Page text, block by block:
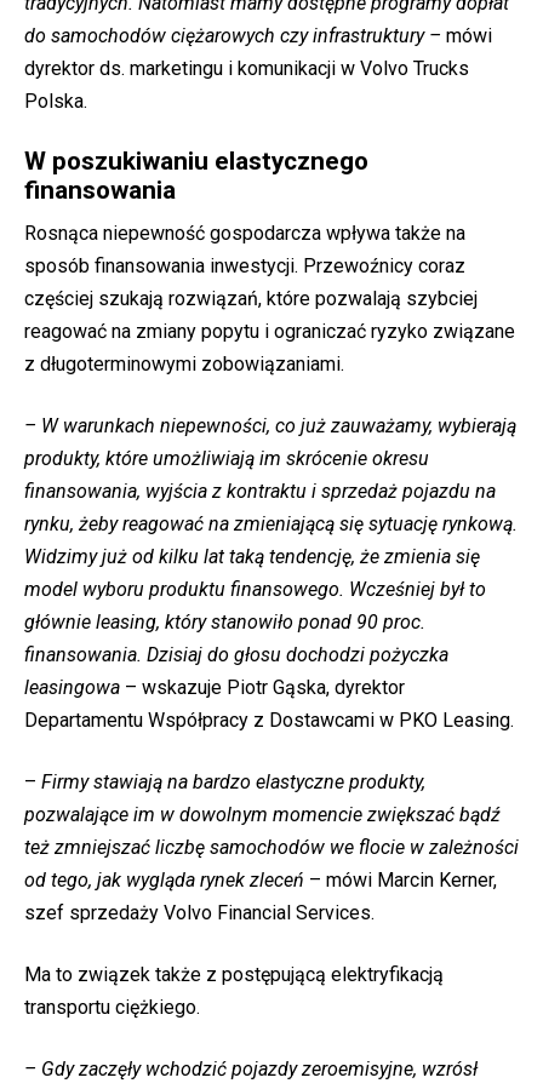
do samochodów ciężarowych czy infrastruktury – mówi
dyrektor ds. marketingu i komunikacji w Volvo Trucks
Polska.
W poszukiwaniu elastycznego
finansowania
Rosnąca niepewność gospodarcza wpływa także na
sposób finansowania inwestycji. Przewoźnicy coraz
częściej szukają rozwiązań, które pozwalają szybciej
reagować na zmiany popytu i ograniczać ryzyko związane
z długoterminowymi zobowiązaniami.
– W warunkach niepewności, co już zauważamy, wybierają
produkty, które umożliwiają im skrócenie okresu
finansowania, wyjścia z kontraktu i sprzedaż pojazdu na
rynku, żeby reagować na zmieniającą się sytuację rynkową.
Widzimy już od kilku lat taką tendencję, że zmienia się
model wyboru produktu finansowego. Wcześniej był to
głównie leasing, który stanowiło ponad 90 proc.
finansowania. Dzisiaj do głosu dochodzi pożyczka
leasingowa – wskazuje Piotr Gąska, dyrektor
Departamentu Współpracy z Dostawcami w PKO Leasing.
– Firmy stawiają na bardzo elastyczne produkty,
pozwalające im w dowolnym momencie zwiększać bądź
też zmniejszać liczbę samochodów we flocie w zależności
od tego, jak wygląda rynek zleceń – mówi Marcin Kerner,
szef sprzedaży Volvo Financial Services.
Ma to związek także z postępującą elektryfikacją
transportu ciężkiego.
– Gdy zaczęły wchodzić pojazdy zeroemisyjne, wzrósł